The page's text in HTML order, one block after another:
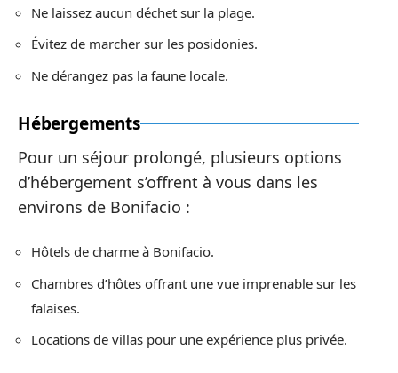
Ne laissez aucun déchet sur la plage.
Évitez de marcher sur les posidonies.
Ne dérangez pas la faune locale.
Hébergements
Pour un séjour prolongé, plusieurs options
d’hébergement s’offrent à vous dans les
environs de Bonifacio :
Hôtels de charme à Bonifacio.
Chambres d’hôtes offrant une vue imprenable sur les
falaises.
Locations de villas pour une expérience plus privée.